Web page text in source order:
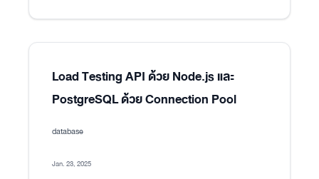
Load Testing API ด้วย Node.js และ
PostgreSQL ด้วย Connection Pool
database
Jan. 23, 2025